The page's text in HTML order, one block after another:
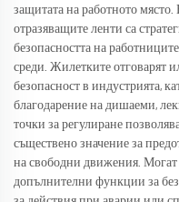
защитата на работното
отразяващите ленти са
безопасността на
среди. Жилетките отговарят
безопасност в индустрията,
благодарение на дишаеми,
точки за регулиране
съществено значение за
на свободни движения. Могат
допълнителни функции за